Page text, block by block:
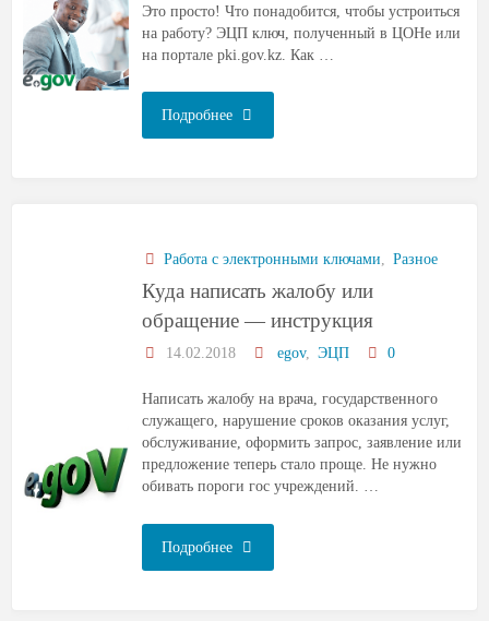
Это просто! Что понадобится, чтобы устроиться
на работу? ЭЦП ключ, полученный в ЦОНе или
на портале pki.gov.kz. Как …
Подробнее
Работа с электронными ключами Разное
Куда написать жалобу или
обращение — инструкция
14.02.2018 egov, ЭЦП 0
Написать жалобу на врача, государственного
служащего, нарушение сроков оказания услуг,
обслуживание, оформить запрос, заявление или
предложение теперь стало проще. Не нужно
обивать пороги гос учреждений. …
Подробнее